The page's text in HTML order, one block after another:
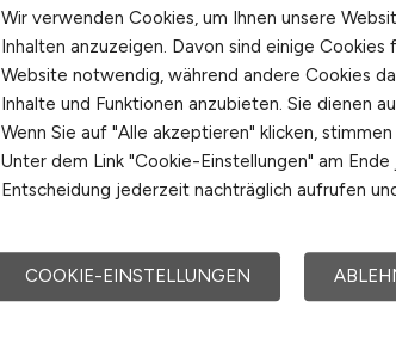
Wir verwenden Cookies, um Ihnen unsere
Inhalten anzuzeigen. Davon sind einige
Website notwendig, während andere Cookies
Inhalte und Funktionen anzubieten. Sie dienen
Wenn Sie auf "Alle akzeptieren" klicken,
Unter dem Link "Cookie-Einstellungen" am
Entscheidung jederzeit nachträglich aufrufen
COOKIE-EINSTELLUNGEN